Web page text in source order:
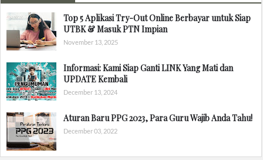
Top 5 Aplikasi Try-Out Online Berbayar untuk Siap
UTBK & Masuk PTN Impian
November 13, 2025
Informasi: Kami Siap Ganti LINK Yang Mati dan
UPDATE Kembali
December 13, 2024
Aturan Baru PPG 2023, Para Guru Wajib Anda Tahu!
December 03, 2022